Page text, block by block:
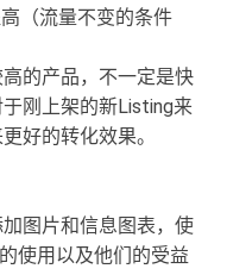
（流量不变的条件
的产品，不一定是快
刚上架的新Listing来
好的转化效果。
图片和信息图表，使
使用以及他们的受益